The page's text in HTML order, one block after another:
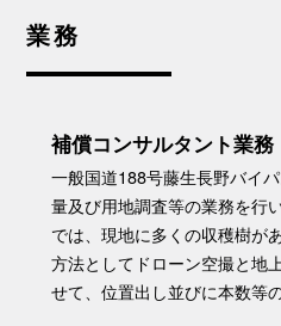
業務
補償コンサルタント業務
一般国道188号藤生長野バイ
量及び用地調査等の業務を行
では、現地に多くの収穫樹が
方法としてドローン空撮と地
せて、位置出し並びに本数等